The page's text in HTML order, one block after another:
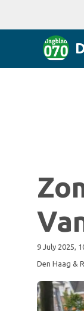
9 July 2025,
Den Haag &